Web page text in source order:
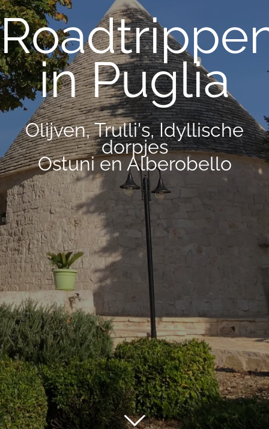
in Puglia
Olijven, Trulli's, Idyllische
dorpjes
Ostuni en Alberobello